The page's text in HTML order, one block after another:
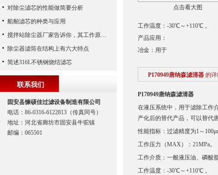
点击看大图
工作温度：-30℃～+110℃ 。
产品应用：
冶金：用于
P170949唐纳森滤清器 的
P170949唐纳森滤清器
在液压系统中，用于滤除工作
产化后的替代产品，可以替代
性能指标：过滤精度为1～
工作压力（MAX）：21MPa。
工作介质：一般液压油、磷酸
工作温度：-30℃～+110℃ 。
对除尘滤芯的性能做简要分析
船舶滤芯的种类与应用
搅拌站除尘器厂家告诉你，其工作原理及使用特点
除尘器滤筒在结构上有六大特点
简述316L不锈钢烧结滤芯
联系我们
固安县慷硕佳过滤设备制造有限公司
电话：86-0316-6122813（传真同号）
地址：河北省廊坊市固安县牛驼镇
邮编：065501